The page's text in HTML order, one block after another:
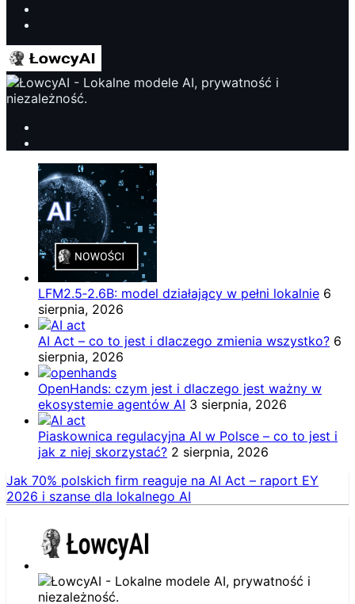
LFM2.5‑2.6B: model działający w pełni lokalnie 6
sierpnia, 2026
AI Act – co to jest i dlaczego zmienia wszystko? 6
sierpnia, 2026
OpenHands: czym jest i dlaczego jest ważny w
ekosystemie agentów AI 3 sierpnia, 2026
Piaskownica regulacyjna AI w Polsce – co to jest i
jak z niej skorzystać? 2 sierpnia, 2026
Jak 70% polskich firm reaguje na AI Act – raport EY
2026 i szanse dla lokalnego AI